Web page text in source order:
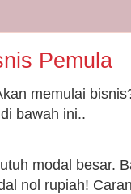
Pemula
memulai
bawah ini..
modal besar.
nol rupiah!